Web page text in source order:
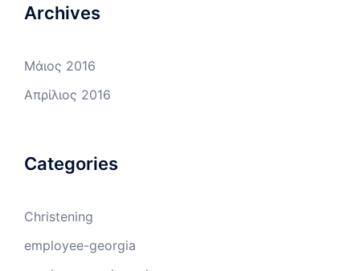
Archives
Μάιος 2016
Απρίλιος 2016
Categories
Christening
employee-georgia